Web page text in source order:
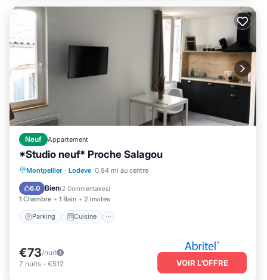
Neuf Appartement
*Studio neuf* Proche Salagou
Montpellier · Lodeve 0.94 mi au centre
6.0 Bien(2 Commentaires)
1 Chambre 1 Bain 2 Invités
Parking Cuisine
Parking Cuisine
Adapté aux enfants
€73/nuit
7 nuits - €512 VOIR L’OFFRE